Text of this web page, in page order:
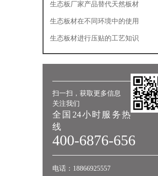
生态板厂家产品替代天然板材
生态板材在不同环境中的使用
生态板材进行压贴的工艺知识
扫一扫，获取更多信息
关注我们
全国24小时服务热
线
400-6876-656
电话：18866925557